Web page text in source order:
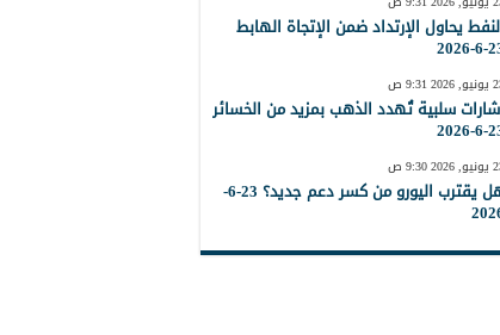
يحاول الإرتداد ضمن الإتجاة الهابط
23-
9:31 ص
سلبية تُهدد الذهب بمزيد من الخسائر
23-
9:30 ص
هل يقترب اليورو من كسر دعم جديد؟ 23-6-